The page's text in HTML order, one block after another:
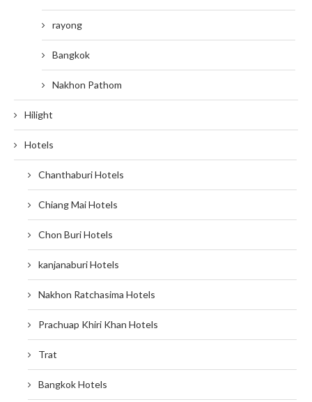
rayong
Bangkok
Nakhon Pathom
Hilight
Hotels
Chanthaburi Hotels
Chiang Mai Hotels
Chon Buri Hotels
kanjanaburi Hotels
Nakhon Ratchasima Hotels
Prachuap Khiri Khan Hotels
Trat
Bangkok Hotels